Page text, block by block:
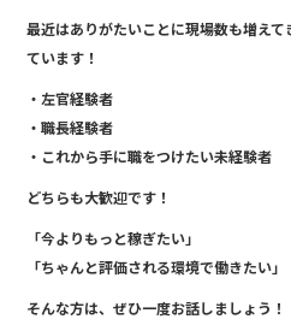
最近はありがたいことに現場数も増え
ています！
・左官経験者
・職長経験者
・これから手に職をつけたい未経験者
どちらも大歓迎です！
「今よりもっと稼ぎたい」
「ちゃんと評価される環境で働きたい」
そんな方は、ぜひ一度お話しましょう！